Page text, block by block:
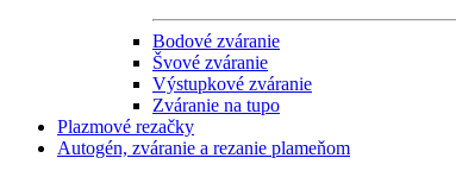
Bodové zváranie
Švové zváranie
Výstupkové zváranie
Zváranie na tupo
Plazmové rezačky
Autogén, zváranie a rezanie plameňom